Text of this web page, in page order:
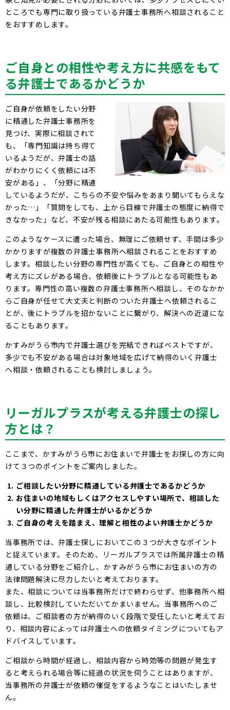
ところでも専門に取り扱っている弁護士事務所へ相談されること
をおすすめします。
ご自身との相性や考え方に共感をもて
る弁護士であるかどうか
ご自身が依頼をしたい分野
に精通した弁護士事務所を
見つけ、実際に相談されて
も、「専門知識は持ち得て
いるようだが、弁護士の話
がわかりにくく依頼には不
安がある」、「分野に精通
しているようだが、こちらの不安や悩みをあまり聞いてもらえな
かった…」「質問をしても、上から目線で弁護士の態度に納得で
きなかった」など、不安が残る相談にあたる可能性もあります。
このようなケースに遭った場合、無理にご依頼せず、手間は多少
かかりますが複数の弁護士事務所へ相談されることをおすすめ
します。相談したい分野の専門性が高くても、ご自身との相性や
考え方にズレがある場合、依頼後にトラブルとなる可能性もあ
ります。専門性の高い複数の弁護士事務所へ相談し、そのなかか
らご自身が任せて大丈夫と判断のついた弁護士へ依頼されるこ
とが、後にトラブルを招かないことに繋がり、解決への近道にな
ることもあります。
かすみがうら市内で弁護士選びを完結できればベストですが、
多少でも不安がある場合は対象地域を広げて納得のいく弁護士
へ相談・依頼されることも検討しましょう。
リーガルプラスが考える弁護士の探し
方とは？
ここまで、かすみがうら市にお住まいで弁護士をお探しの方に向
けて３つのポイントをご案内しました。
ご相談したい分野に精通している弁護士であるかどうか
お住まいの地域もしくはアクセスしやすい場所で、相談した
い分野に精通した弁護士がいるかどうか
ご自身の考えを踏まえ、理解と相性のよい弁護士かどうか
当事務所では、弁護士探しにおいてこの３つが大きなポイント
と捉えています。そのため、リーガルプラスでは所属弁護士の精
通している分野をご紹介し、かすみがうら市にお住まいの方の
法律問題解決に尽力したいと考えております。
また、相談については当事務所だけで終わらせず、他事務所へ相
談し、比較検討していただいてかまいません。当事務所へのご
依頼は、ご相談者の方が納得のいく段階で受任したいと考えてお
り、相談内容によっては弁護士への依頼タイミングについてもア
ドバイスしています。
ご相談から時間が経過し、相談内容から時効等の問題が発生す
ると考えられる場合等に経過の状況を伺うことはありますが、
当事務所の弁護士が依頼の催促をするようなことはいたしませ
ん。